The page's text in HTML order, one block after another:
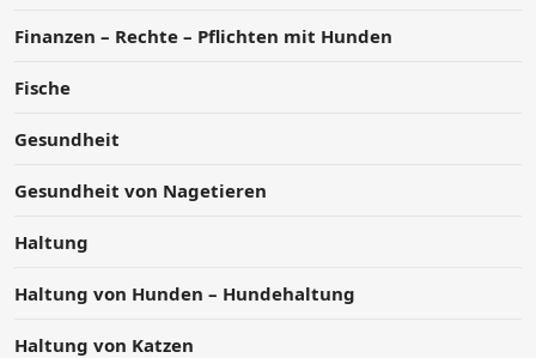
Finanzen – Rechte – Pflichten mit Hunden
Fische
Gesundheit
Gesundheit von Nagetieren
Haltung
Haltung von Hunden – Hundehaltung
Haltung von Katzen